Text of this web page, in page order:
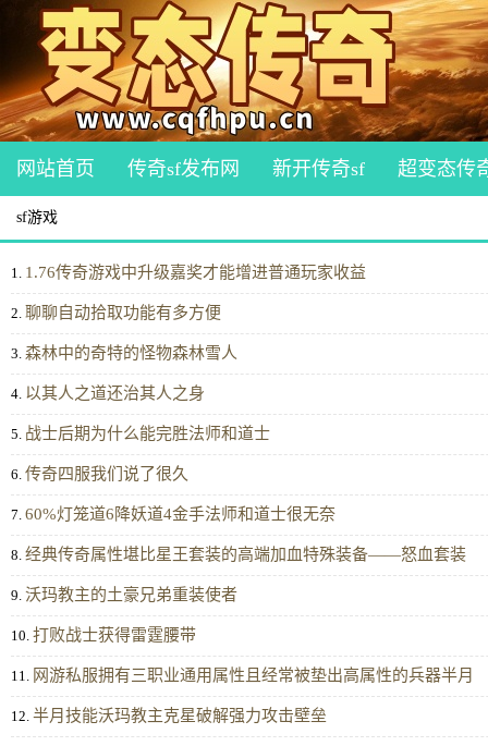
网站首页 传奇sf发布网 新开传奇sf 超变态传
sf游戏
1. 1.76传奇游戏中升级嘉奖才能增进普通玩家收益
2. 聊聊自动拾取功能有多方便
3. 森林中的奇特的怪物森林雪人
4. 以其人之道还治其人之身
5. 战士后期为什么能完胜法师和道士
6. 传奇四服我们说了很久
7. 60%灯笼道6降妖道4金手法师和道士很无奈
8. 经典传奇属性堪比星王套装的高端加血特殊装备——怒血套装
9. 沃玛教主的土豪兄弟重装使者
10. 打败战士获得雷霆腰带
11. 网游私服拥有三职业通用属性且经常被垫出高属性的兵器半月
12. 半月技能沃玛教主克星破解强力攻击壁垒